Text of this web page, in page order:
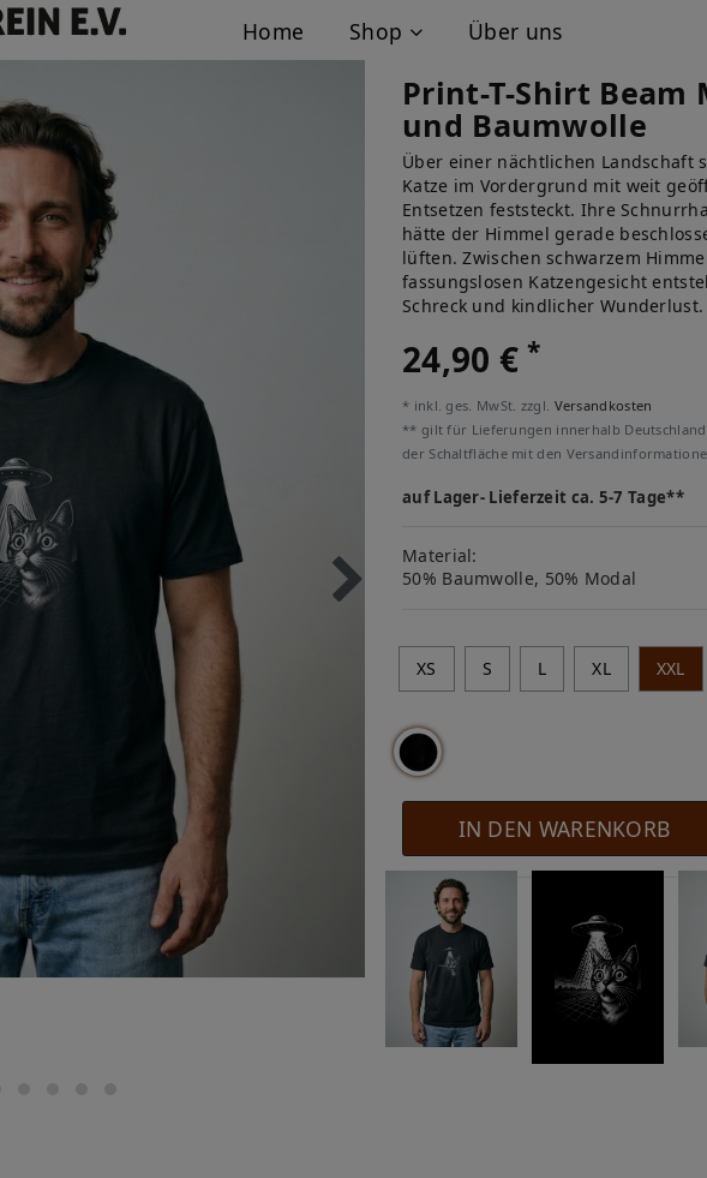
Home Shop Über uns
Print-T-Shirt Beam
und Baumwolle
Über einer nächtlichen Landschaft
Katze im Vordergrund mit weit
Entsetzen feststeckt. Ihre
hätte der Himmel gerade
lüften. Zwischen schwarzem
fassungslosen Katzengesicht
Schreck und kindlicher Wunderlust.
24,90 €*
* inkl. ges. MwSt. zzgl. Versandkosten
** gilt für Lieferungen innerhalb
der Schaltfläche mit den
auf Lager- Lieferzeit ca. 5-7 Tage**
Material:
50% Baumwolle, 50% Modal
XS S L XL XXL
IN DEN WARENKORB